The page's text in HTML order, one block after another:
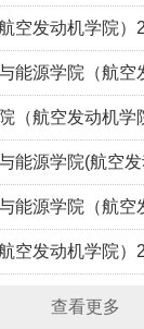
示
空发动机学院）
录取名单公示
能源学院（航空
发展团员名单
（航空发动机学
格初审通过名单
能源学院(航空
生报考资格审核
能源学院（航空
第二学期推优的
空发动机学院）
录取名单
查看更多